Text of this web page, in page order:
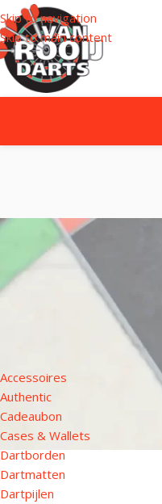
Skip to navigation
Skip to main content
Accessoires
Authentic
Cadeaubon
Cases & Wallets
Dartborden
Dartmatten
Dartpijlen